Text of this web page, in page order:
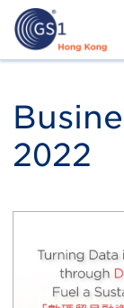
主
Top
Second
Menu
2022